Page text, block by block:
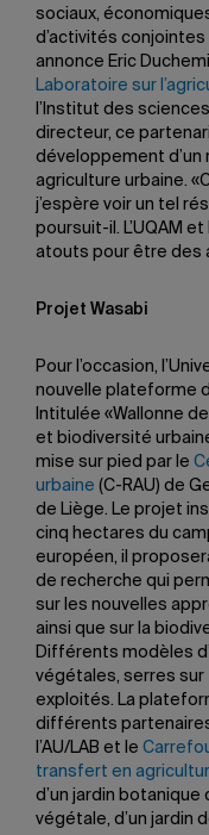
sociaux,
d’activités
annonce Eric
Laboratoire sur
l’Institut des
directeur, ce
développement
agriculture urbaine.
j’espère voir un tel
poursuit-il. L’UQAM
atouts pour être des
Projet Wasabi
Pour l’occasion,
nouvelle plateforme
Intitulée «Wallonne
et biodiversité
mise sur pied par le
urbaine (C-RAU) de
de Liège. Le projet
cinq hectares du
européen, il
de recherche qui
sur les nouvelles
ainsi que sur la
Différents modèles
végétales, serres
exploités. La
différents
l’AU/LAB et le
transfert en
d’un jardin
végétale, d’un jardin